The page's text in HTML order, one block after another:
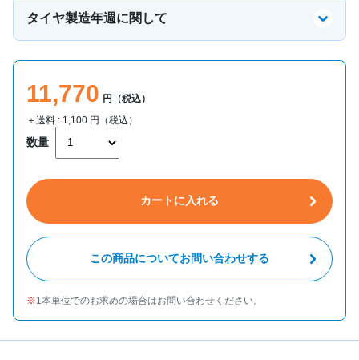
タイヤ製造年週に関して
11,770 円（税込）
＋送料 : 1,100 円（税込）
数量
カートに入れる
この商品についてお問い合わせする
1本単位でのお求めの場合はお問い合わせください。